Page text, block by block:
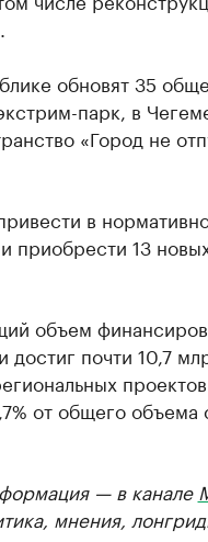
обновят 35
парк, в
«Город не
в
приобрести 13
объем
достиг почти 10,7
от общего объема
— в канале
мнения,